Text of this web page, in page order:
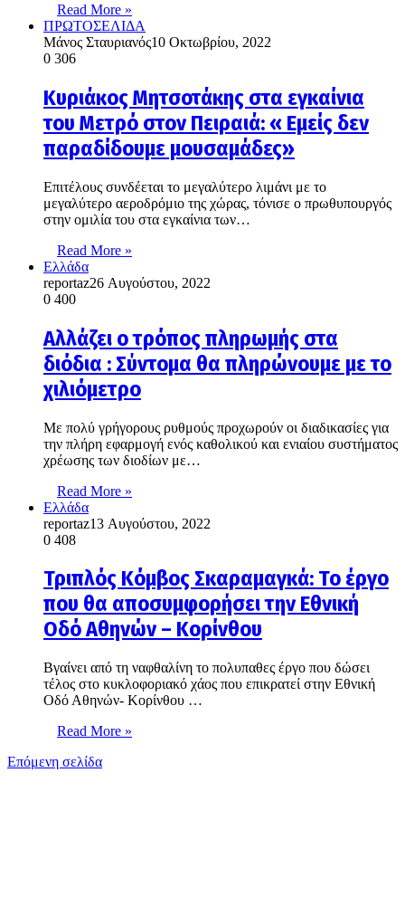
Read More »
ΠΡΩΤΟΣΕΛΙΔΑ
Μάνος Σταυριανός10 Οκτωβρίου, 2022
0 306
Κυριάκος Μητσοτάκης στα εγκαίνια
του Μετρό στον Πειραιά: « Εμείς δεν
παραδίδουμε μουσαμάδες»
Επιτέλους συνδέεται το μεγαλύτερο λιμάνι με το
μεγαλύτερο αεροδρόμιο της χώρας, τόνισε ο πρωθυπουργός
στην ομιλία του στα εγκαίνια των…
Read More »
Ελλάδα
reportaz26 Αυγούστου, 2022
0 400
Αλλάζει ο τρόπος πληρωμής στα
διόδια : Σύντομα θα πληρώνουμε με το
χιλιόμετρο
Με πολύ γρήγορους ρυθμούς προχωρούν οι διαδικασίες για
την πλήρη εφαρμογή ενός καθολικού και ενιαίου συστήματος
χρέωσης των διοδίων με…
Read More »
Ελλάδα
reportaz13 Αυγούστου, 2022
0 408
Τριπλός Κόμβος Σκαραμαγκά: Το έργο
που θα αποσυμφορήσει την Εθνική
Οδό Αθηνών – Κορίνθου
Βγαίνει από τη ναφθαλίνη το πολυπαθες έργο που δώσει
τέλος στο κυκλοφοριακό χάος που επικρατεί στην Εθνική
Οδό Αθηνών- Κορίνθου …
Read More »
Επόμενη σελίδα